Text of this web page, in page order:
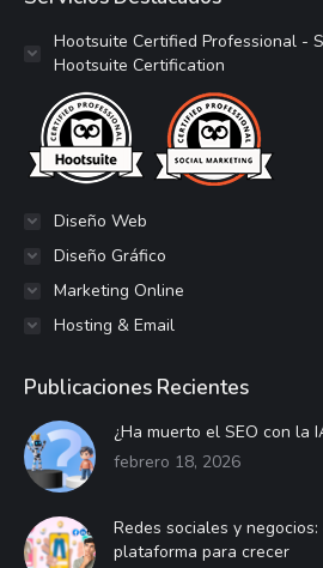
se
abre
en
una
ventana
nueva
se
abre
en
una
ventana
nueva
se
abre
en
una
ventana
nueva
se
abre
en
ventana
nueva
se
abre
en
una
ventana
nueva
se
abre
en
una
ventana
nueva
abre
ventana
nueva
se
Hootsuite Certified Professional -
Hootsuite Certification
Diseño Web
Diseño Gráfico
Marketing Online
Hosting & Email
Publicaciones Recientes
¿Ha muerto el SEO con la
febrero 18, 2026
Redes sociales y
plataforma para crecer